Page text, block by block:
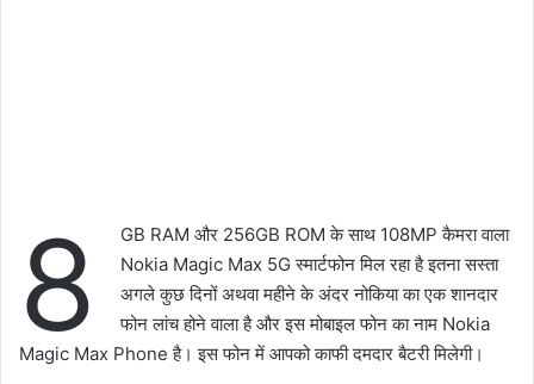
8
GB RAM और 256GB ROM के साथ 108MP कैमरा वाला
Nokia Magic Max 5G स्मार्टफोन मिल रहा है इतना सस्ता
अगले कुछ दिनों अथवा महीने के अंदर नोकिया का एक शानदार
फोन लांच होने वाला है और इस मोबाइल फोन का नाम Nokia
Magic Max Phone है। इस फोन में आपको काफी दमदार बैटरी मिलेगी।